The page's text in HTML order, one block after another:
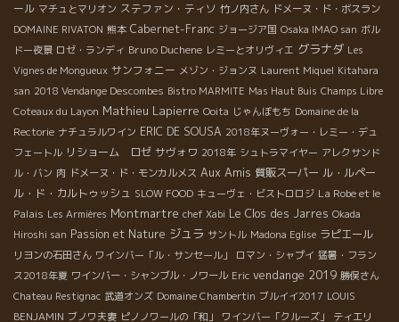
ール マチュとマリオン ステファン・ティソ 竹ノ内さん ドメーヌ・ド・ボスラン
DOMAINE RIVATON 熊本 Cabernet-Franc ジョージア国 Osaka IMAO san ボル
ドー夜景 ロゼ・ランディ Bruno Duchene レミーとオリヴィエ グラナダ Les
Vignes de Mongueux サンフォニー メゾン・ジョンヌ Laurent Miquel Kitahara
san 2018 Vendange Descombes Bistro MARMITE Mas Haut Buis Champs Libre
Coteaux du Layon Mathieu Lapierre Ooita じゃんぼもち Domaine de la
Rectorie ナチュラルワイン ERIC DE SOUSA 2018年ヌーヴォー・レミー・デュ
フェートル リショーム ロゼ サヴォワ 2018年 シュトラマイヤー アレクサンド
ル・バン 肉 ドメーヌ・ド・モンカルメス Aux Amis 質販スーパー ル・ルペー
ル・ド・カルトゥッシュ SLOW FOOD キューヴェ・ビストロロジ La Robe et le
Palais Les Armières Montmartre chef Xabi Le Clos des Jarres Okada
Hiroshi san Passion et Nature ジュラ サントル Madona Eglise ラピエール
リヨンの石田さん ワインバー「ル・サンセール」 ロマン・シャプイ 猛暑・フラン
ス2018年夏 ワインバー・シャンブル・ノワール Eric vendange 2019 勝俣さん
Chateau Restignac 武道オンズ Domaine Chambertin ブルイイ2017 LOUIS
BENJAMIN ブノワ夫妻 ピノノワールの「和」 ワインバー「クルーズ」
ティエリ